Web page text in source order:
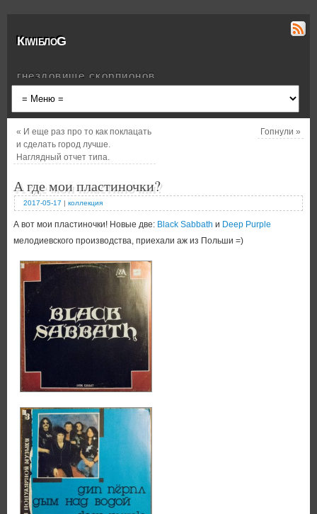
КiwiблоG
гнездовище скорпионов
« И еще раз про то как поклацать
и сделать город лучше.
Наглядный отчет типа.
Гопнули»
А где мои пластиночки?
2017-05-17 | коллекция
А вот мои пластиночки! Новые две: Black Sabbath и Deep Purple
мелодиевского производства, приехали аж из Польши =)